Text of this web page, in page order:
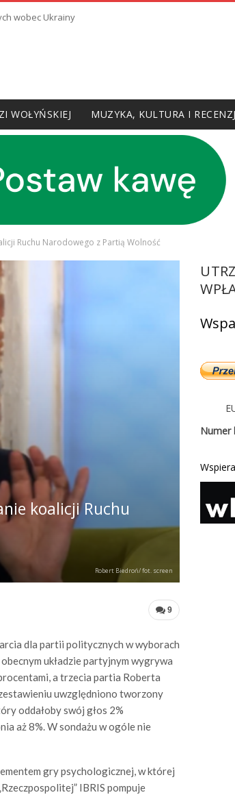
wobec Ukrainy
WOŁYŃSKIEJ MUZYKA, KULTURA I
Ruchu Narodowego z Partią Wolność
koalicji Ruchu
Robert Biedroń/ fot. screen
9
dla partii politycznych w wyborach
układzie partyjnym wygrywa
a trzecia partia Roberta
uwzględniono tworzony
oddałoby swój głos 2%
aż 8%. W sondażu w ogóle nie
gry psychologicznej, w której
IBRIS pompuje
Numer